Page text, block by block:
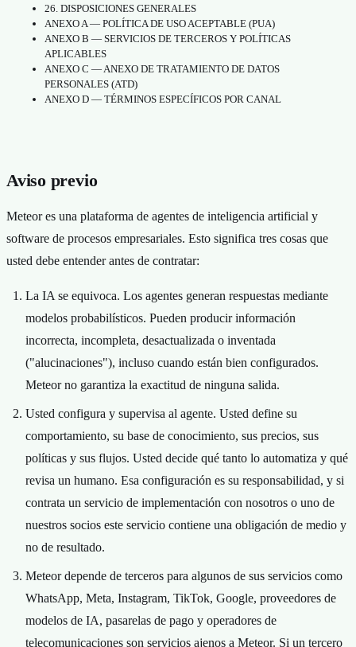
26. DISPOSICIONES GENERALES
ANEXO A — POLÍTICA DE USO ACEPTABLE (PUA)
ANEXO B — SERVICIOS DE TERCEROS Y POLÍTICAS
APLICABLES
ANEXO C — ANEXO DE TRATAMIENTO DE DATOS
PERSONALES (ATD)
ANEXO D — TÉRMINOS ESPECÍFICOS POR CANAL
Aviso previo
Meteor es una plataforma de agentes de inteligencia artificial y
software de procesos empresariales. Esto significa tres cosas que
usted debe entender antes de contratar:
La IA se equivoca. Los agentes generan respuestas mediante
modelos probabilísticos. Pueden producir información
incorrecta, incompleta, desactualizada o inventada
("alucinaciones"), incluso cuando están bien configurados.
Meteor no garantiza la exactitud de ninguna salida.
Usted configura y supervisa al agente. Usted define su
comportamiento, su base de conocimiento, sus precios, sus
políticas y sus flujos. Usted decide qué tanto lo automatiza y qué
revisa un humano. Esa configuración es su responsabilidad, y si
contrata un servicio de implementación con nosotros o uno de
nuestros socios este servicio contiene una obligación de medio y
no de resultado.
Meteor depende de terceros para algunos de sus servicios como
WhatsApp, Meta, Instagram, TikTok, Google, proveedores de
modelos de IA, pasarelas de pago y operadores de
telecomunicaciones son servicios ajenos a Meteor. Si un tercero